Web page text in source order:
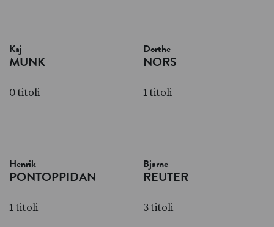
Kaj
MUNK
0 titoli
Dorthe
NORS
1 titoli
Henrik
PONTOPPIDAN
1 titoli
Bjarne
REUTER
3 titoli